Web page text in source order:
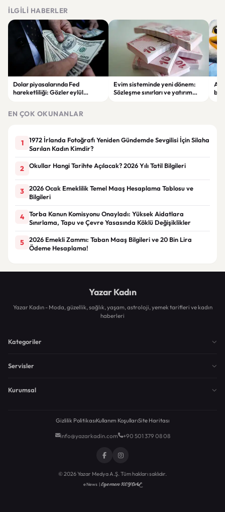
İLGILI HABERLER
Dolar piyasalarında Fed
hareketliliği: Gözler eylül
Evim sisteminde yeni dönem:
Sözleşme sınırları ve yatırım
EN ÇOK OKUNANLAR
1
1972 İrlanda Fotoğrafı Yeniden Gündemde Sevgilisi İçin Silaha
Sarılan Kadın Kimdir?
2 Okullar Hangi Tarihte Açılacak? 2026 Yılı Tatil Bilgileri
3
2026 Ocak Emeklilik Temel Maaş Hesaplama Tablosu ve
Bilgileri
4
Torba Kanun Komisyonu Onayladı: Yüksek Aidatlara
Sınırlama, Tapu ve Çevre Yasasında Köklü Değişiklikler
5
2026 Emekli Zammı: Taban Maaş Bilgileri ve 20 Bin Lira
Ödeme Hesaplama!
Yazar Kadın
Yazar Kadın - Moda, güzellik, sağlık, yaşam, astroloji, yemek tarifleri ve kadın
haberleri
Kategoriler
Servisler
Kurumsal
Gizlilik PolitikasıKullanım KoşullarıSite Haritası
info@yazarkadin.com +90 501 379 08 08
© 2026 Yazar Medya A.Ş. Tüm hakları saklıdır.
eNews |Egemen KEYDAL